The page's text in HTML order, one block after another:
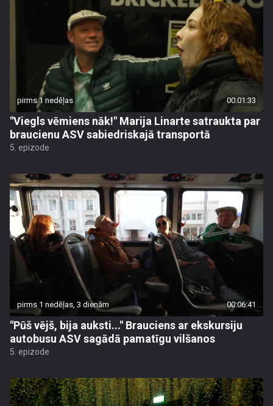
pirms 1 nedēļas 00:01:33
"Viegls vēmiens nāk!" Marija Linarte satraukta par
braucienu ASV sabiedriskajā transportā
5. epizode
pirms 1 nedēļas, 3 dienām 00:06:41
"Pūš vējš, bija auksti..." Brauciens ar ekskursiju
autobusu ASV sagādā pamatīgu vilšanos
5. epizode